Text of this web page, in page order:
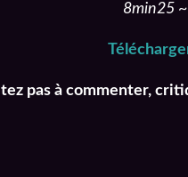
8min25
pas à commenter,